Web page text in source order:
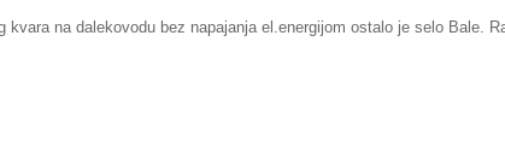
kvara na dalekovodu bez napajanja el.energijom ostalo je selo Bale.